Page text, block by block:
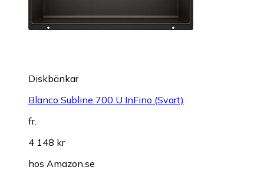
Diskbänkar
Blanco Subline 700 U InFino (Svart)
fr.
4 148 kr
hos Amazon.se